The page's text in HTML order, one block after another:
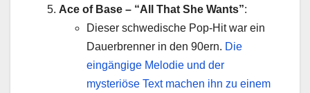
Ace of Base – “All That She Wants”:
Dieser schwedische Pop-Hit war ein
Dauerbrenner in den 90ern. Die
eingängige Melodie und der
mysteriöse Text machen ihn zu einem